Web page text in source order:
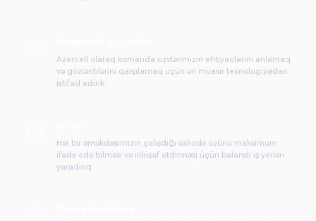
Azercell olaraq komanda üzvlərimizin ehtiyaclarını anlamaq
və gözləntilərini qarşılamaq üçün ən müasir texnologiyadan
istifad edirik.
Hər bir əməkdaşımızın çalışdığı sahədə özünü maksimum
ifadə edə bilməsi və inkişaf etdirməsi üçün balanslı iş yerləri
yaradırıq.